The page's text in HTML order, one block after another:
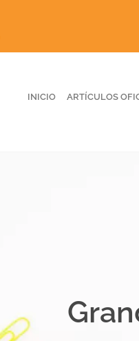
INICIO ARTÍCULOS